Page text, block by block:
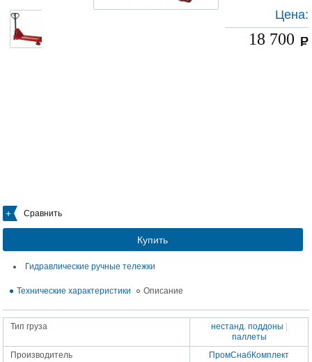
Сравнить
Купить
Цена:
18 700
Гидравлические ручные тележки
Технические характеристики Описание
Тип груза нестанд. поддоны
паллеты
Производитель
ПромСнабКомплект